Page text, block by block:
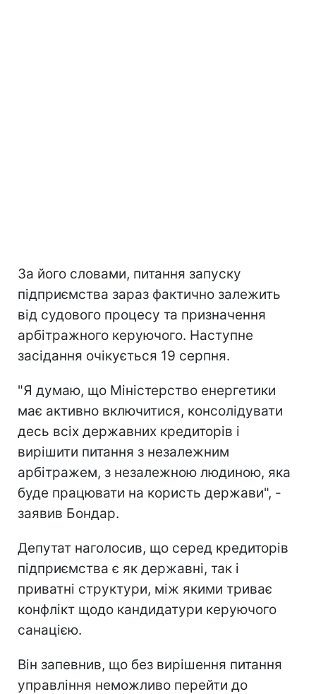
За його словами, питання запуску
підприємства зараз фактично залежить
від судового процесу та призначення
арбітражного керуючого. Наступне
засідання очікується 19 серпня.
"Я думаю, що Міністерство енергетики
має активно включитися, консолідувати
десь всіх державних кредиторів і
вирішити питання з незалежним
арбітражем, з незалежною людиною, яка
буде працювати на користь держави", -
заявив Бондар.
Депутат наголосив, що серед кредиторів
підприємства є як державні, так і
приватні структури, між якими триває
конфлікт щодо кандидатури керуючого
санацією.
Він запевнив, що без вирішення питання
управління неможливо перейти до